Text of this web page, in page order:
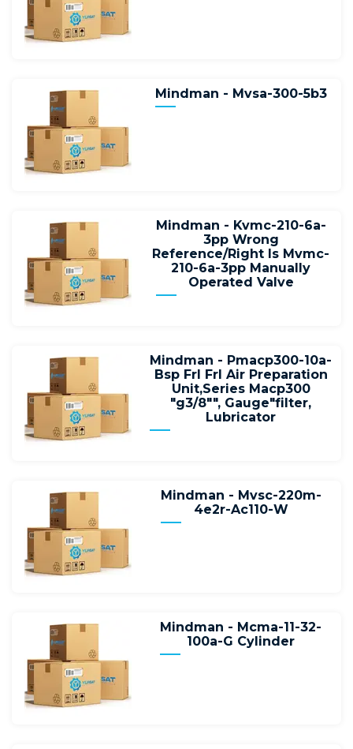
Mindman - Mvsa-300-5b3
Mindman - Kvmc-210-6a-
3pp Wrong
Reference/Right Is Mvmc-
210-6a-3pp Manually
Operated Valve
Mindman - Pmacp300-10a-
Bsp Frl Frl Air Preparation
Unit,Series Macp300
"g3/8"", Gauge"filter,
Lubricator
Mindman - Mvsc-220m-
4e2r-Ac110-W
Mindman - Mcma-11-32-
100a-G Cylinder